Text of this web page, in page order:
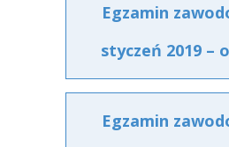
Egzamin
styczeń 2019 –
Egzamin